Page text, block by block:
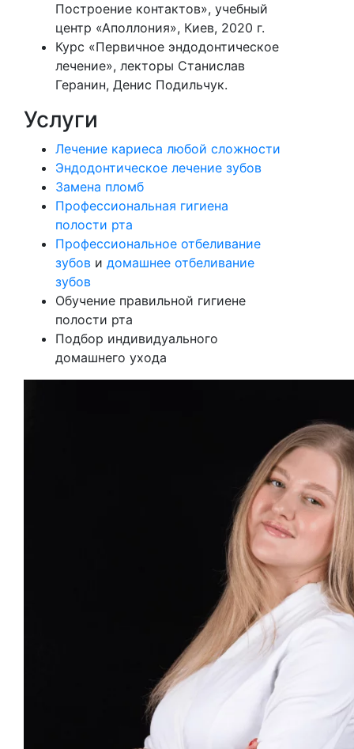
Построение контактов», учебный
центр «Аполлония», Киев, 2020 г.
Курс «Первичное эндодонтическое
лечение», лекторы Станислав
Геранин, Денис Подильчук.
Услуги
Лечение кариеса любой сложности
Эндодонтическое лечение зубов
Замена пломб
Профессиональная гигиена
полости рта
Профессиональное отбеливание
зубов и домашнее отбеливание
зубов
Обучение правильной гигиене
полости рта
Подбор индивидуального
домашнего ухода